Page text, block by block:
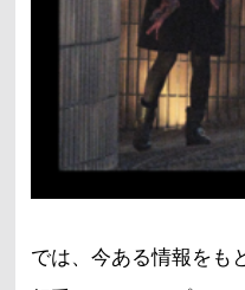
では、今ある情報をも